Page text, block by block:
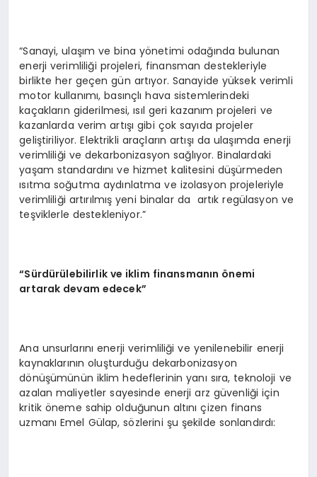
“Sanayi, ulaşım ve bina yönetimi odağında bulunan
enerji verimliliği projeleri, finansman destekleriyle
birlikte her geçen gün artıyor. Sanayide yüksek verimli
motor kullanımı, basınçlı hava sistemlerindeki
kaçakların giderilmesi, ısıl geri kazanım projeleri ve
kazanlarda verim artışı gibi çok sayıda projeler
geliştiriliyor. Elektrikli araçların artışı da ulaşımda enerji
verimliliği ve dekarbonizasyon sağlıyor. Binalardaki
yaşam standardını ve hizmet kalitesini düşürmeden
ısıtma soğutma aydınlatma ve izolasyon projeleriyle
verimliliği artırılmış yeni binalar da artık regülasyon ve
teşviklerle destekleniyor.”
“Sürdürülebilirlik ve iklim finansmanın önemi
artarak devam edecek”
Ana unsurlarını enerji verimliliği ve yenilenebilir enerji
kaynaklarının oluşturduğu dekarbonizasyon
dönüşümünün iklim hedeflerinin yanı sıra, teknoloji ve
azalan maliyetler sayesinde enerji arz güvenliği için
kritik öneme sahip olduğunun altını çizen finans
uzmanı Emel Gülap, sözlerini şu şekilde sonlandırdı: